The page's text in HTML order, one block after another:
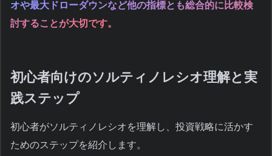
オや最大ドローダウンなど他の指標とも総合的に比較検
討することが大切です。
初心者向けのソルティノレシオ理解と実
践ステップ
初心者がソルティノレシオを理解し、投資戦略に活かす
ためのステップを紹介します。